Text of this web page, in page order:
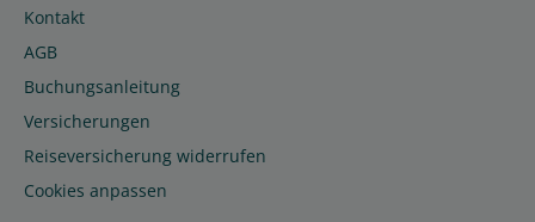
Kontakt
AGB
Buchungsanleitung
Versicherungen
Reiseversicherung widerrufen
Cookies anpassen